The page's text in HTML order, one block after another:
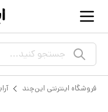
جستجو کنید...
فروشگاه اینترنتی این‌چند